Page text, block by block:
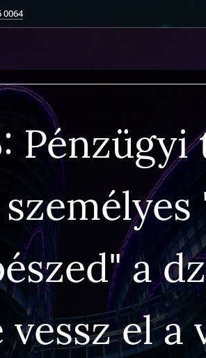
0064
Pénzügyi
a
vessz el a